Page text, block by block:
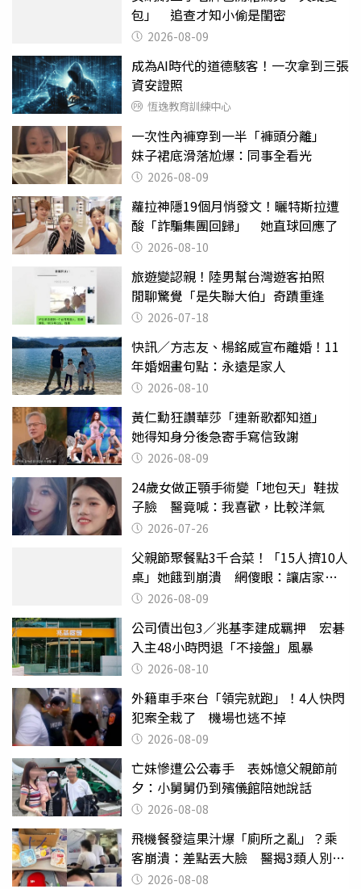
包」 追查才知小偷是閨密
2026-08-09
成為AI時代的道德駭客！一次拿到三張
資安證照
恆逸教育訓練中心
一次性內褲穿到一半「褲頭分離」
妹子裙底滑落尬爆：同事全看光
2026-08-09
蘿拉神隱19個月悄發文！曬特斯拉遭
酸「詐騙集團回歸」 她直球回應了
2026-08-10
旅遊變認親！陸男幫台灣遊客拍照
閒聊驚覺「是失聯大伯」奇蹟重逢
2026-07-18
快訊／方志友、楊銘威宣布離婚！11
年婚姻畫句點：永遠是家人
2026-08-10
黃仁勳狂讚華莎「連新歌都知道」
她得知身分後急寄手寫信致謝
2026-08-09
24歲女做正顎手術變「地包天」鞋拔
子臉 醫竟喊：我喜歡，比較洋氣
2026-07-26
父親節聚餐點3千合菜！「15人擠10人
桌」她餓到崩潰 網傻眼：讓店家看
笑話2026-08-09
公司債出包3／兆基李建成羈押 宏碁
入主48小時閃退「不接盤」風暴
2026-08-10
外籍車手來台「領完就跑」！4人快閃
犯案全栽了 機場也逃不掉
2026-08-09
亡妹慘遭公公毒手 表姊憶父親節前
夕：小舅舅仍到殯儀館陪她說話
2026-08-08
飛機餐發這果汁爆「廁所之亂」？乘
客崩潰：差點丟大臉 醫揭3類人別亂
喝 2026-08-08